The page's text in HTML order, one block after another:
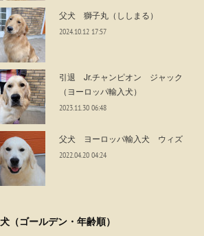
父犬 獅子丸（ししまる）
2024.10.12 17:57
引退 Jr.チャンピオン ジャック
（ヨーロッパ輸入犬）
2023.11.30 06:48
父犬 ヨーロッパ輸入犬 ウィズ
2022.04.20 04:24
（ゴールデン・年齢順）